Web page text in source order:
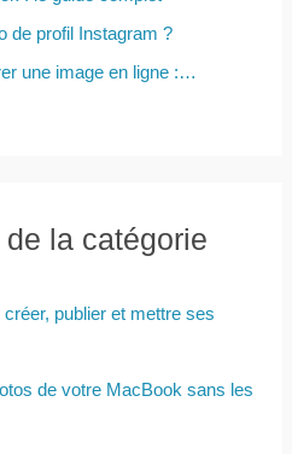
de profil Instagram ?
une image en ligne :…
la catégorie
publier et mettre ses
de votre MacBook sans les